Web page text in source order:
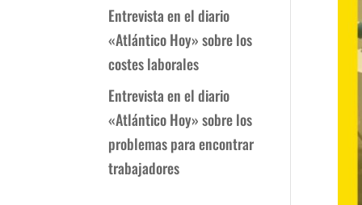
Entrevista en el diario
«Atlántico Hoy» sobre los
costes laborales
Entrevista en el diario
«Atlántico Hoy» sobre los
problemas para encontrar
trabajadores